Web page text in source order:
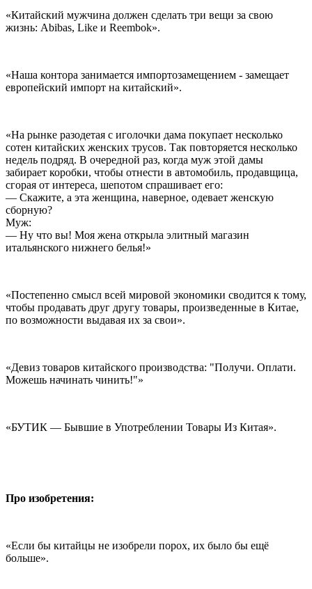
«Китайский мужчина должен сделать три вещи за свою
жизнь: Abibas, Like и Reembok».
«Наша контора занимается импортозамещением - замещает
европейский импорт на китайский».
«На рынке разодетая с иголочки дама покупает несколько
сотен китайских женских трусов. Так повторяется несколько
недель подряд. В очередной раз, когда муж этой дамы
забирает коробки, чтобы отнести в автомобиль, продавщица,
сгорая от интереса, шепотом спрашивает его:
— Скажите, а эта женщина, наверное, одевает женскую
сборную?
Муж:
— Ну что вы! Моя жена открыла элитный магазин
итальянского нижнего белья!»
«Постепенно смысл всей мировой экономики сводится к тому,
чтобы продавать друг другу товары, произведенные в Китае,
по возможности выдавая их за свои».
«Девиз товаров китайского производства: "Получи. Оплати.
Можешь начинать чинить!"»
«БУТИК — Бывшие в Употреблении Товары Из Китая».
Про изобретения:
«Если бы китайцы не изобрели порох, их было бы ещё
больше».